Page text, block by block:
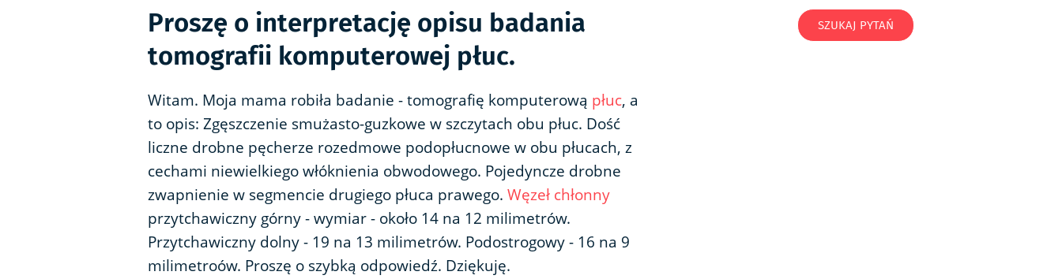
Proszę o interpretację opisu badania
tomografii komputerowej płuc.
Witam. Moja mama robiła badanie - tomografię komputerową płuc, a
to opis: Zgęszczenie smużasto-guzkowe w szczytach obu płuc. Dość
liczne drobne pęcherze rozedmowe podopłucnowe w obu płucach, z
cechami niewielkiego włóknienia obwodowego. Pojedyncze drobne
zwapnienie w segmencie drugiego płuca prawego. Węzeł chłonny
przytchawiczny górny - wymiar - około 14 na 12 milimetrów.
Przytchawiczny dolny - 19 na 13 milimetrów. Podostrogowy - 16 na 9
milimetroów. Proszę o szybką odpowiedź. Dziękuję.
SZUKAJ PYTAŃ